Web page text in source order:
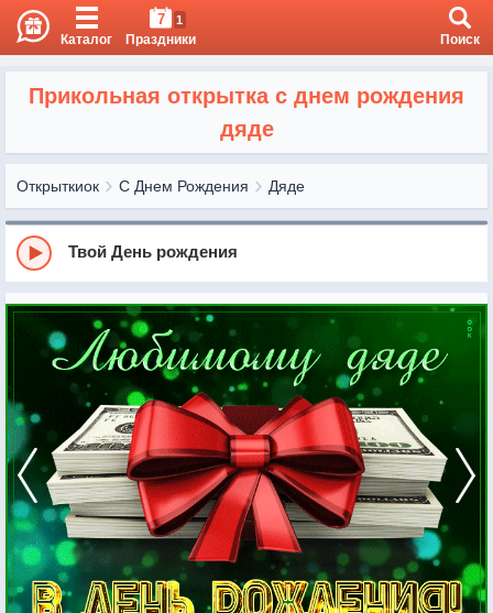
Каталог
7 1
Праздники Поиск
Прикольная открытка с днем рождения
дяде
Открыткиок С Днем Рождения Дяде
Твой День рождения